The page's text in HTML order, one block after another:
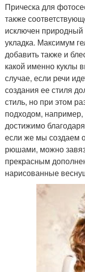
Прическа для
также
исключен природный
укладка. Максимум
добавить также и
какой именно куклы
случае, если речи
создания ее стиля
стиль, но при этом
подходом, например,
достижимо
если же мы создаем
рюшами, можно
прекрасным
нарисованные